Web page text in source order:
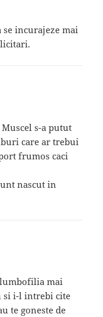
incurajeze mai
s-a putut
care ar trebui
frumos caci
nascut in
mai
si i-l intrebi cite
te goneste de